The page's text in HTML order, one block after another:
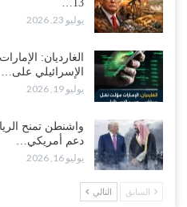
“حضرموت“| بعد اقتحام منزل شيخ
احتشاداً على الحدود السعودية..!
وسط غضبٍ جنوباً.. دعوات لإغلاق
للتجنيد إلى ساحة لتصفية قادة
“تعز“| مع اقتراب إعادة الهيكلة
لإشعال حرب..!
أغسطس 2, 2026
13…
يوليو 23, 2026
الغارديان:
الإسرائيلي على…
يوليو 19, 2026
واشنطن تمنح
دعم أمريكي…
يوليو 16, 2026
السابق التالي